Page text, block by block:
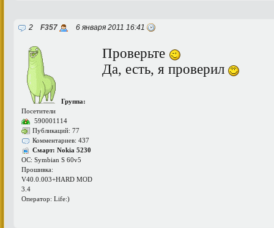
2 F357 6 января 2011 16:41
Группа:
Посетители
590001114
Публикаций: 77
Комментариев: 437
Смарт: Nokia 5230
ОС: Symbian S 60v5
Прошивка:
V40.0.003+HARD MOD
3.4
Оператор: Life:)
Проверьте
Да, есть, я проверил